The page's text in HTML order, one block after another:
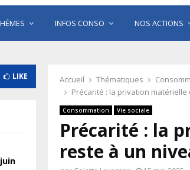
INFOS CONSO NOS ACTIONS
Accueil Thématiques
Précarité : la privation
Consommation Vie sociale
Précarité : la
reste à un
LIKE